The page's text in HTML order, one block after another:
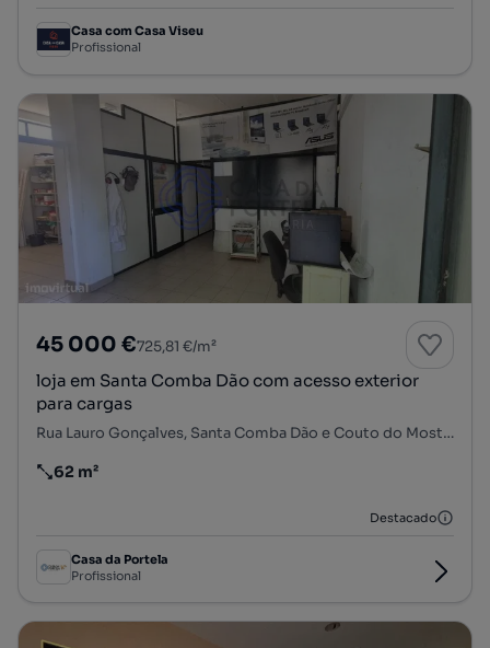
Casa com Casa Viseu
Profissional
45 000 €725,81 €/m²
loja em Santa Comba Dão com acesso exterior
para cargas
Rua Lauro Gonçalves, Santa Comba Dão e Couto do Mosteiro, Santa Comba Dão, Viseu
Preço por metro quadrado
62 m²
Destacado
Casa da Portela
Profissional